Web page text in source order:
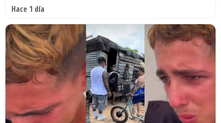
Hace 1 día